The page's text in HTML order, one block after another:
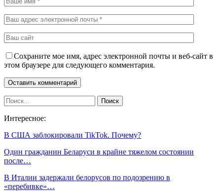
Сохраните мое имя, адрес электронной почты и веб-сайт в
этом браузере для следующего комментария.
Интересное:
В США заблокировали TikTok. Почему?
Один гражданин Беларуси в крайне тяжелом состоянии
после…
В Италии задержали белорусов по подозрению в
«перебивке»…